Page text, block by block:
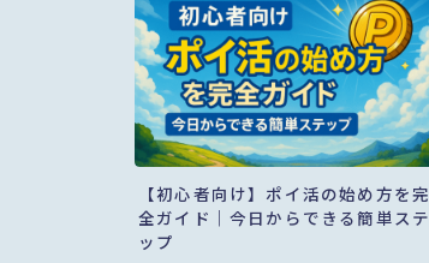
【初心者向け】ポイ活の始め方を完
全ガイド｜今日からできる簡単ステ
ップ